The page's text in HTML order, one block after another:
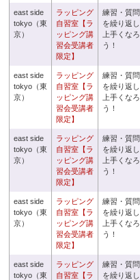
east side
tokyo（東
京）
ラッピング
自習室【ラ
ッピング講
習会受講者
限定】
練習・質問
を繰り返し
上手くなろ
う！
east side
tokyo（東
京）
ラッピング
自習室【ラ
ッピング講
習会受講者
限定】
練習・質問
を繰り返し
上手くなろ
う！
east side
tokyo（東
京）
ラッピング
自習室【ラ
ッピング講
習会受講者
限定】
練習・質問
を繰り返し
上手くなろ
う！
east side
tokyo（東
京）
ラッピング
自習室【ラ
ッピング講
習会受講者
限定】
練習・質問
を繰り返し
上手くなろ
う！
east side
tokyo（東
ラッピング
自習室【ラ
練習・質問
を繰り返し